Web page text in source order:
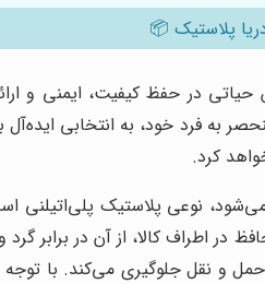
پلاستیک 📦
در حفظ کیفیت، ایمنی و
به فرد خود، به انتخابی
کرد.
می‌شود، نوعی پلاستیک
در اطراف کالا، از آن در
و نقل جلوگیری می‌کند. با توجه